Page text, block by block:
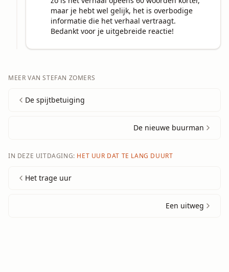
maar je hebt wel gelijk, het is overbodige
informatie die het verhaal vertraagt.
Bedankt voor je uitgebreide reactie!
MEER VANSTEFAN ZOMERS
De spijtbetuiging
De nieuwe buurman
IN DEZE UITDAGING: HET UUR DAT TE LANG DUURT
Het trage uur
Een uitweg